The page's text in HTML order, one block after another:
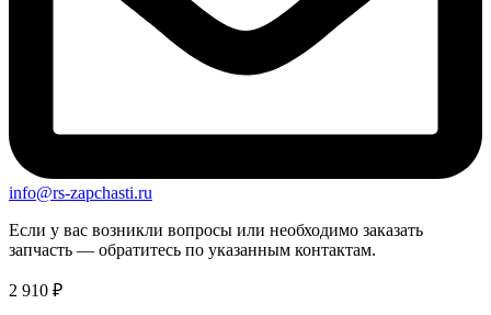
info@rs-zapchasti.ru
Если у вас возникли вопросы или необходимо заказать
запчасть — обратитесь по указанным контактам.
2 910 ₽